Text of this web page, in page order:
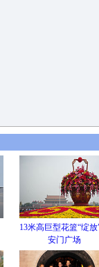
13米高巨型花篮“绽放
安门广场